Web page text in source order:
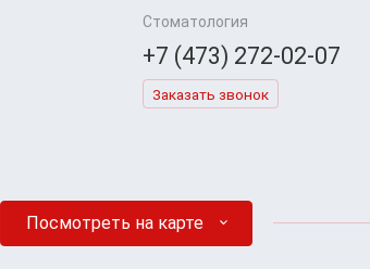
Стоматология
+7 (473) 272-02-07
Заказать звонок
Посмотреть на карте